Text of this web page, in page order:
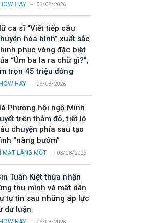
HAY 03/08/2026
ca sĩ “Viết tiếp câu
hòa bình” xuất sắc
phục vòng đặc biệt
“Úm ba la ra chữ gì?”,
trọn 45 triệu đồng
HAY 03/08/2026
Phương hội ngộ Minh
trên thảm đỏ, tiết lộ
chuyện phía sau tạo
“nàng bướm”
MẬT LÀNG MỐT 03/08/2026
Tuấn Kiệt thừa nhận
thu mình và mất dần
tự tin sau những áp lực
dư luận